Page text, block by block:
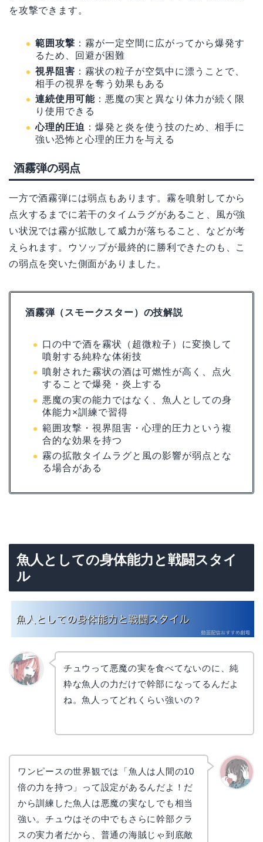
を攻撃できます。
範囲攻撃 ：霧が一定空間に広がってから爆発す
るため、回避が困難
視界阻害 ：霧状の粒子が空気中に漂うことで、
相手の視界を奪う効果もある
連続使用可能 ：悪魔の実と異なり体力が続く限
り使用できる
心理的圧迫 ：爆発と炎を使う技のため、相手に
強い恐怖と心理的圧力を与える
酒霧弾の弱点
一方で酒霧弾には弱点もあります。霧を噴射してから
点火するまでに若干のタイムラグがあること、風が強
い状況では霧が拡散して威力が落ちること、などが考
えられます。ウソップが最終的に勝利できたのも、こ
の弱点を突いた側面がありました。
酒霧弾（スモークスター）の技解説
口の中で酒を霧状（超微粒子）に変換して
噴射する純粋な体術技
噴射された霧状の酒は可燃性が高く、点火
することで爆発・炎上する
悪魔の実の能力ではなく、魚人としての身
体能力×訓練で習得
範囲攻撃・視界阻害・心理的圧力という複
合的な効果を持つ
霧の拡散タイムラグと風の影響が弱点とな
る場合がある
魚人としての身体能力と戦闘スタイ
ル
チュウって悪魔の実を食べてないのに、純
粋な魚人の力だけで幹部になってるんだよ
ね。魚人ってどれくらい強いの？
ワンピースの世界観では「魚人は人間の10
倍の力を持つ」って設定があるんだよ！だ
から訓練した魚人は悪魔の実なしでも相当
強い。チュウはその中でもさらに幹部クラ
スの実力者だから、普通の海賊じゃ到底敵